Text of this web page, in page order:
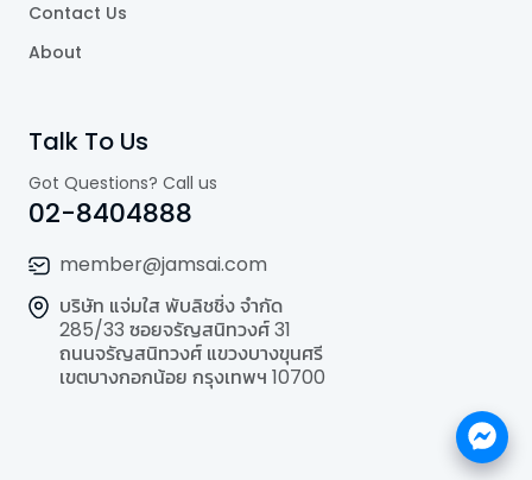
Contact Us
About
Talk To Us
Got Questions? Call us
02-8404888
member@jamsai.com
บริษัท แจ่มใส พับลิชชิ่ง จำกัด
285/33 ซอยจรัญสนิทวงศ์ 31
ถนนจรัญสนิทวงศ์ แขวงบางขุนศรี
เขตบางกอกน้อย กรุงเทพฯ 10700